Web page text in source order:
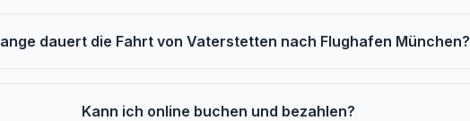
dauert die Fahrt von Vaterstetten nach Flughafen München?
Kann ich online buchen und bezahlen?